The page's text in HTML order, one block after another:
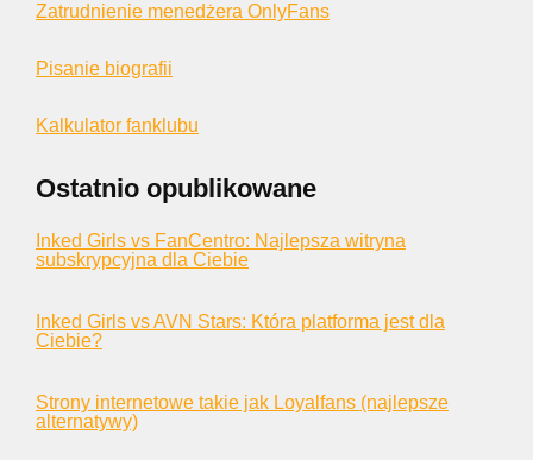
Zatrudnienie menedżera OnlyFans
Pisanie biografii
Kalkulator fanklubu
Ostatnio opublikowane
Inked Girls vs FanCentro: Najlepsza witryna
subskrypcyjna dla Ciebie
Inked Girls vs AVN Stars: Która platforma jest dla
Ciebie?
Strony internetowe takie jak Loyalfans (najlepsze
alternatywy)